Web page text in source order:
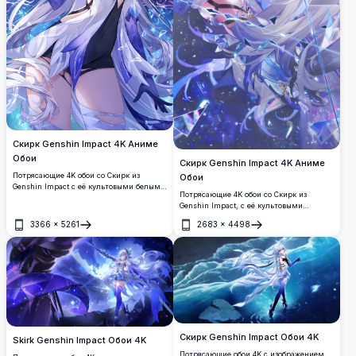
Скирк Genshin Impact 4K Аниме
Обои
Потрясающие 4K обои со Скирк из
Genshin Impact с её культовыми белыми
светящуюся фиолетовую энергию
пустоты, окружённая осколками
кристаллов на тёмном космическом
фоне.
3366 × 5261
Открыть
Скирк Genshin Impact 4K Аниме
Обои
Потрясающие 4K обои со Скирк из
Genshin Impact, с её культовыми
красными глазами и тёмной маской,
окружённой осколками ледяных
кристаллов и светящимися синими
энергетическими фрагментами в
драматической композиции.
2683 × 4498
Открыть
Skirk Genshin Impact Обои 4K Скирк Genshin Impact Обои 4K